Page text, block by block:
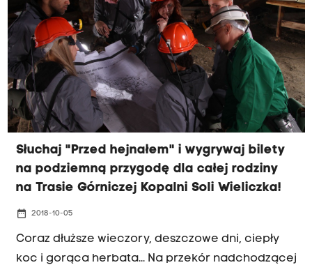
Słuchaj "Przed hejnałem" i wygrywaj bilety
na podziemną przygodę dla całej rodziny
na Trasie Górniczej Kopalni Soli Wieliczka!
date_range 2018-10-05
Coraz dłuższe wieczory, deszczowe dni, ciepły
koc i gorąca herbata... Na przekór nadchodzącej